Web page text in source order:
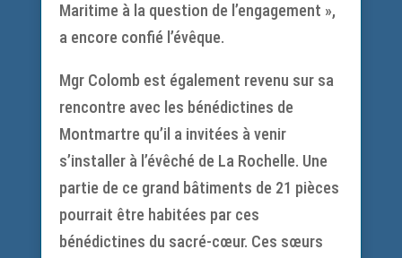
Maritime à la question de l’engagement »,
a encore confié l’évêque.
Mgr Colomb est également revenu sur sa
rencontre avec les bénédictines de
Montmartre qu’il a invitées à venir
s’installer à l’évêché de La Rochelle. Une
partie de ce grand bâtiments de 21 pièces
pourrait être habitées par ces
bénédictines du sacré-cœur. Ces sœurs